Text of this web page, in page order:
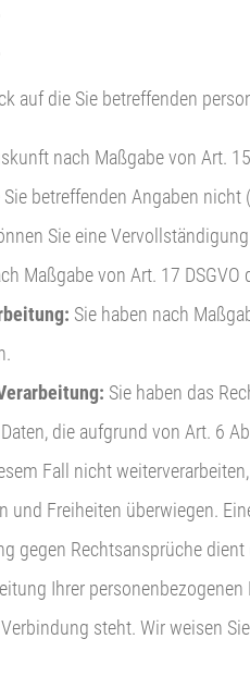
auf die Sie betreffenden
nach Maßgabe von Art.
betreffenden Angaben
Sie eine
Maßgabe von Art. 17
Sie haben nach
Sie haben das
die aufgrund von Art. 6
Fall nicht
und Freiheiten überwiegen.
gegen Rechtsansprüche
Ihrer
steht. Wir weisen